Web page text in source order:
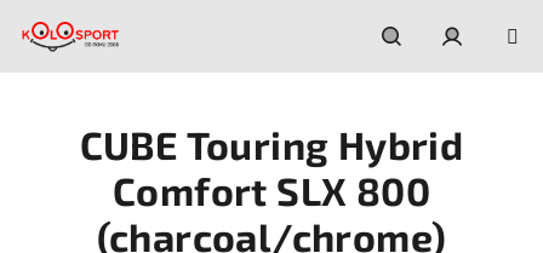
Hľadať
CUBE Touring Hybrid
Comfort SLX 800
(charcoal/chrome)